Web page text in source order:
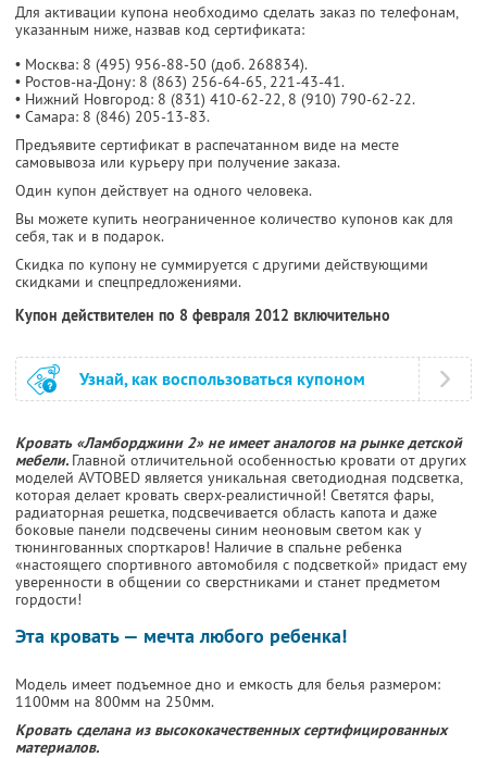
Для активации купона необходимо сделать заказ по телефонам,
указанным ниже, назвав код сертификата:
• Москва: 8 (495) 956-88-50 (доб. 268834).
• Ростов-на-Дону: 8 (863) 256-64-65, 221-43-41.
• Нижний Новгород: 8 (831) 410-62-22, 8 (910) 790-62-22.
• Самара: 8 (846) 205-13-83.
Предъявите сертификат в распечатанном виде на месте
самовывоза или курьеру при получение заказа.
Один купон действует на одного человека.
Вы можете купить неограниченное количество купонов как для
себя, так и в подарок.
Скидка по купону не суммируется с другими действующими
скидками и спецпредложениями.
Купон действителен по 8 февраля 2012 включительно
Узнай, как воспользоваться купоном
Кровать «Ламборджини 2» не имеет аналогов на рынке детской
мебели. Главной отличительной особенностью кровати от других
моделей AVTOBED является уникальная светодиодная подсветка,
которая делает кровать сверх-реалистичной! Светятся фары,
радиаторная решетка, подсвечивается область капота и даже
боковые панели подсвечены синим неоновым светом как у
тюнингованных спорткаров! Наличие в спальне ребенка
«настоящего спортивного автомобиля с подсветкой» придаст ему
уверенности в общении со сверстниками и станет предметом
гордости!
Эта кровать — мечта любого ребенка!
Модель имеет подъемное дно и емкость для белья размером:
1100мм на 800мм на 250мм.
Кровать сделана из высококачественных сертифицированных
материалов.